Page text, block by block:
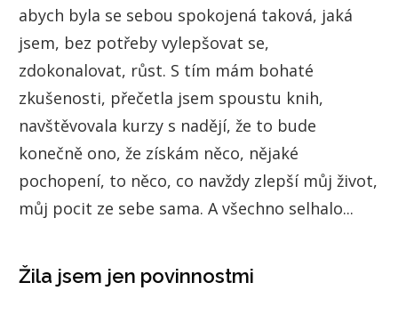
abych byla se sebou spokojená taková, jaká
jsem, bez potřeby vylepšovat se,
zdokonalovat, růst. S tím mám bohaté
zkušenosti, přečetla jsem spoustu knih,
navštěvovala kurzy s nadějí, že to bude
konečně ono, že získám něco, nějaké
pochopení, to něco, co navždy zlepší můj život,
můj pocit ze sebe sama. A všechno selhalo...
Žila jsem jen povinnostmi